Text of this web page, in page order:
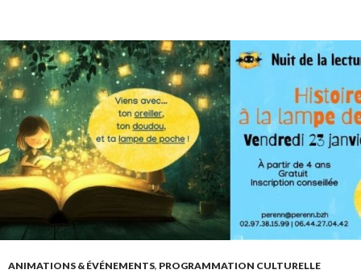
ANIMATIONS & ÉVÉNEMENTS, PROGRAMMATION CULTURELLE